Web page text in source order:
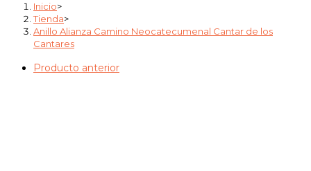
Inicio>
Tienda>
Anillo Alianza Camino Neocatecumenal Cantar de los
Cantares
Producto anterior